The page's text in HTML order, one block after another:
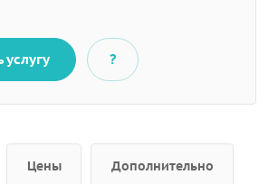
услугу ?
Цены Дополнительно